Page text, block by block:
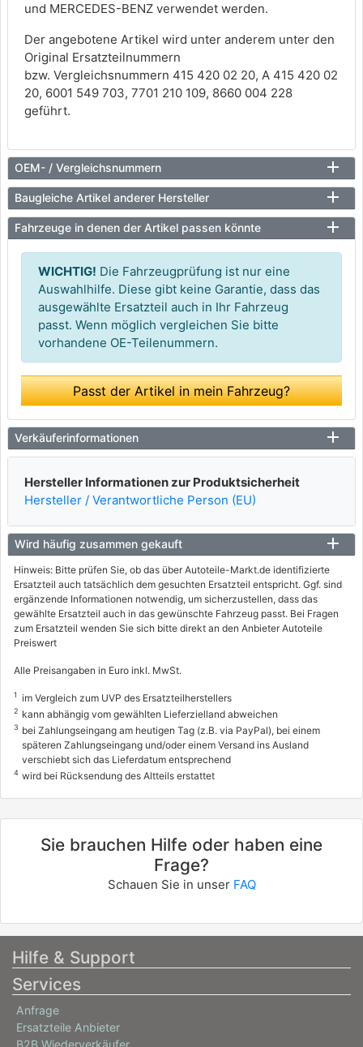
und MERCEDES-BENZ verwendet werden.
Der angebotene Artikel wird unter anderem unter den
Original Ersatzteilnummern
bzw. Vergleichsnummern 415 420 02 20, A 415 420 02
20, 6001 549 703, 7701 210 109, 8660 004 228
geführt.
OEM- / Vergleichsnummern
Baugleiche Artikel anderer Hersteller
Fahrzeuge in denen der Artikel passen könnte
WICHTIG! Die Fahrzeugprüfung ist nur eine
Auswahlhilfe. Diese gibt keine Garantie, dass das
ausgewählte Ersatzteil auch in Ihr Fahrzeug
passt. Wenn möglich vergleichen Sie bitte
vorhandene OE-Teilenummern.
Passt der Artikel in mein Fahrzeug?
Verkäuferinformationen
Hersteller Informationen zur Produktsicherheit
Hersteller / Verantwortliche Person (EU)
Wird häufig zusammen gekauft
Hinweis: Bitte prüfen Sie, ob das über Autoteile-Markt.de identifizierte
Ersatzteil auch tatsächlich dem gesuchten Ersatzteil entspricht. Ggf. sind
ergänzende Informationen notwendig, um sicherzustellen, dass das
gewählte Ersatzteil auch in das gewünschte Fahrzeug passt. Bei Fragen
zum Ersatzteil wenden Sie sich bitte direkt an den Anbieter Autoteile
Preiswert
Alle Preisangaben in Euro inkl. MwSt.
1 im Vergleich zum UVP des Ersatzteilherstellers
2 kann abhängig vom gewählten Lieferzielland abweichen
3 bei Zahlungseingang am heutigen Tag (z.B. via PayPal), bei einem
späteren Zahlungseingang und/oder einem Versand ins Ausland
verschiebt sich das Lieferdatum entsprechend
4 wird bei Rücksendung des Altteils erstattet
Sie brauchen Hilfe oder haben eine
Frage?
Schauen Sie in unser FAQ
Hilfe & Support
Services
Anfrage
Ersatzteile Anbieter